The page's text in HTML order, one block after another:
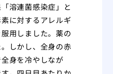
溶連菌感染症」と
に対するアレルギ
用しました。薬の
しかし、全身の赤
身を冷やしなが